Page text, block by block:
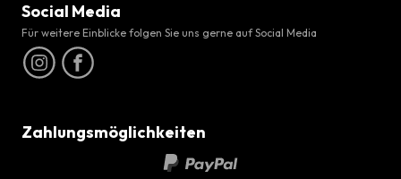
Social Media
Für weitere Einblicke folgen Sie uns gerne auf Social Media
Zahlungsmöglichkeiten